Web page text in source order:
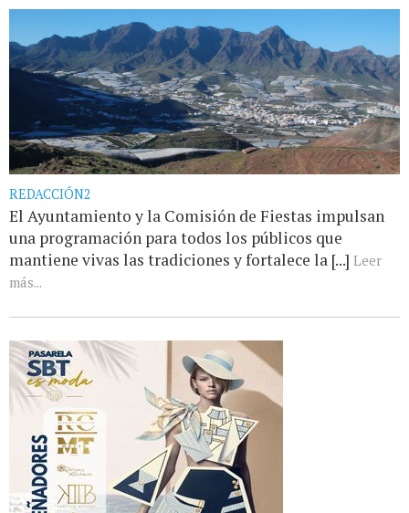
REDACCIÓN2
El Ayuntamiento y la Comisión de Fiestas impulsan
una programación para todos los públicos que
mantiene vivas las tradiciones y fortalece la [...] Leer
más...